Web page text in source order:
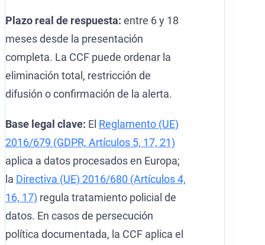
Plazo real de respuesta: entre 6 y 18
meses desde la presentación
completa. La CCF puede ordenar la
eliminación total, restricción de
difusión o confirmación de la alerta.
Base legal clave: El Reglamento (UE)
2016/679 (GDPR, Artículos 5, 17, 21)
aplica a datos procesados en Europa;
la Directiva (UE) 2016/680 (Artículos 4,
16, 17) regula tratamiento policial de
datos. En casos de persecución
política documentada, la CCF aplica el